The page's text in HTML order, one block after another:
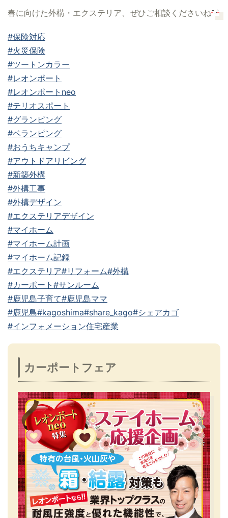
春に向けた外構・エクステリア、ぜひご相談くださいね
#保険対応
#火災保険
#ツートンカラー
#レオンポート
#レオンポートneo
#テリオスポート
#グランピング
#ベランピング
#おうちキャンプ
#アウトドアリビング
#新築外構
#外構工事
#外構デザイン
#エクステリアデザイン
#マイホーム
#マイホーム計画
#マイホーム記録
#エクステリア#リフォーム#外構
#カーポート #サンルーム
#鹿児島子育て#鹿児島ママ
#鹿児島#kagoshima#share_kago#シェアカゴ
#インフォメーション住宅産業
カーポートフェア